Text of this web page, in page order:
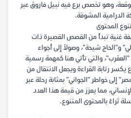
وهو تخصص برع فيه نبيل فاروق عبر
الدرامية المشوقة.
المحتوى
غنية تبدأ من القصص القصيرة ذات
و"الحاج شيحة"، وصولاً إلى أجواء
"العقرب"، والتي تأتي هنا كمهمة رسمية
يكسر رتابة القراءة ويجعل الانتقال من
إلى خواطر "الجواني" بمثابة رحلة عبر
مما يعزز من قيمة هذا العدد
ثراءً بالمحتوى المتنوع.